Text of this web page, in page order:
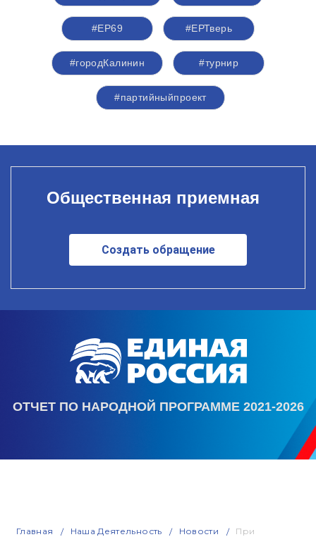
#ЕР69 #ЕРТверь
#городКалинин #турнир
#партийныйпроект
Общественная приемная
Создать обращение
ОТЧЕТ ПО НАРОДНОЙ ПРОГРАММЕ 2021-2026
Главная Наша Деятельность Новости
При